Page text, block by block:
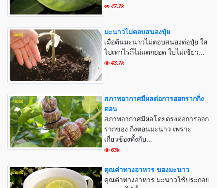
47.7k
มะนาวไม่ตอบสนองปุ๋ย
เมื่อต้นมะนาวไม่ตอบสนองต่อปุ๋ย ใส่
ไปเท่าไรก็ไม่แตกยอด ใบไม่เขียว...
43.7k
สภาพอากาศมีผลต่อการออกรากกิ่ง
ตอน
สภาพอากาศมีผลโดยตรงต่อการออก
รากของ กิ่งตอนมะนาว เพราะ
เกี่ยวข้องทั้งกับ...
63k
คุณค่าทางอาหาร ของมะนาว
คุณค่าทางอาหาร มะนาวใช้ประกอบ